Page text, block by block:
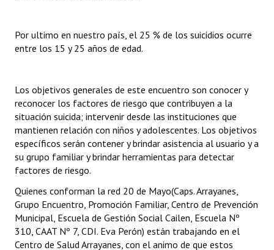
Reconocimientos - Registro
Entrega de distinciones
REFORMA DE LA CARTA ORGÁNICA
Por ultimo en nuestro país, el 25 % de los suicidios ocurre
entre los 15 y 25 años de edad.
Los objetivos generales de este encuentro son conocer y
reconocer los factores de riesgo que contribuyen a la
situación suicida; intervenir desde las instituciones que
mantienen relación con niños y adolescentes. Los objetivos
específicos serán contener y brindar asistencia al usuario y a
su grupo familiar y brindar herramientas para detectar
factores de riesgo.
Quienes conforman la red 20 de Mayo(Caps. Arrayanes,
Grupo Encuentro, Promoción Familiar, Centro de Prevención
Municipal, Escuela de Gestión Social Cailen, Escuela Nº
310, CAAT Nº 7, CDI. Eva Perón) están trabajando en el
Centro de Salud Arrayanes, con el animo de que estos